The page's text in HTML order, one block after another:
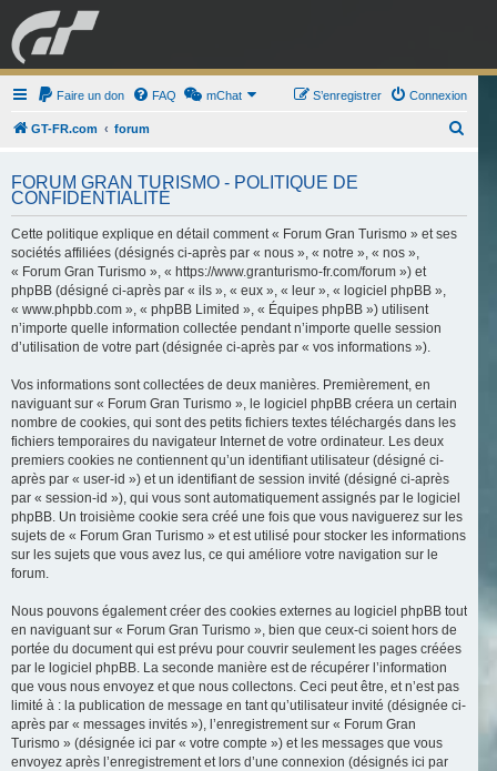
GRAN TURISMO FORUM
ESPORT BOUTIQUE
Faire un don FAQ mChat Connexion
S’enregistrer
GT-FR.com forum
FORUM GRAN TURISMO - POLITIQUE DE
CONFIDENTIALITÉ
Cette politique explique en détail comment « Forum Gran Turismo » et ses
sociétés affiliées (désignés ci-après par « nous », « notre », « nos »,
« Forum Gran Turismo », « https://www.granturismo-fr.com/forum ») et
phpBB (désigné ci-après par « ils », « eux », « leur », « logiciel phpBB »,
« www.phpbb.com », « phpBB Limited », « Équipes phpBB ») utilisent
n’importe quelle information collectée pendant n’importe quelle session
d’utilisation de votre part (désignée ci-après par « vos informations »).
Vos informations sont collectées de deux manières. Premièrement, en
naviguant sur « Forum Gran Turismo », le logiciel phpBB créera un certain
nombre de cookies, qui sont des petits fichiers textes téléchargés dans les
fichiers temporaires du navigateur Internet de votre ordinateur. Les deux
premiers cookies ne contiennent qu’un identifiant utilisateur (désigné ci-
après par « user-id ») et un identifiant de session invité (désigné ci-après
par « session-id »), qui vous sont automatiquement assignés par le logiciel
phpBB. Un troisième cookie sera créé une fois que vous naviguerez sur les
sujets de « Forum Gran Turismo » et est utilisé pour stocker les informations
sur les sujets que vous avez lus, ce qui améliore votre navigation sur le
forum.
Nous pouvons également créer des cookies externes au logiciel phpBB tout
en naviguant sur « Forum Gran Turismo », bien que ceux-ci soient hors de
portée du document qui est prévu pour couvrir seulement les pages créées
par le logiciel phpBB. La seconde manière est de récupérer l’information
que vous nous envoyez et que nous collectons. Ceci peut être, et n’est pas
limité à : la publication de message en tant qu’utilisateur invité (désignée ci-
après par « messages invités »), l’enregistrement sur « Forum Gran
Turismo » (désignée ici par « votre compte ») et les messages que vous
envoyez après l’enregistrement et lors d’une connexion (désignés ici par